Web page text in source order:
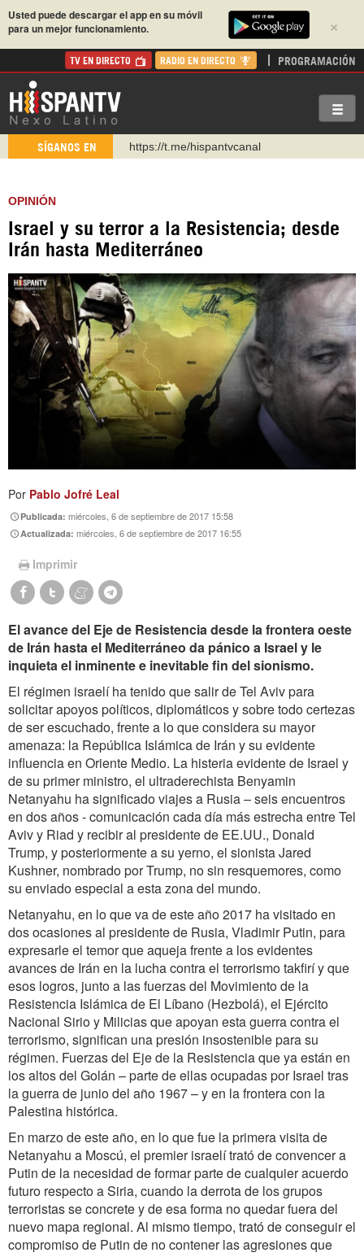
×
Usted puede descargar el app en su móvil
para un mejor funcionamiento.
TV EN DIRECTO RADIO EN DIRECTO PROGRAMACIÓN
SÍGANOS EN
https://t.me/hispantvcanal
Instagram como: hispan_tv
https://www.facebook.com/Nexolatino.Canal
http://twitter.com/nexo_latino
OPINIÓN
Israel y su terror a la Resistencia; desde
Irán hasta Mediterráneo
Por Pablo Jofré Leal
Publicada:miércoles, 6 de septiembre de 2017 15:58
Actualizada:miércoles, 6 de septiembre de 2017 16:55
Imprimir
El avance del Eje de Resistencia desde la frontera oeste
de Irán hasta el Mediterráneo da pánico a Israel y le
inquieta el inminente e inevitable fin del sionismo.
El régimen israelí ha tenido que salir de Tel Aviv para
solicitar apoyos políticos, diplomáticos y sobre todo certezas
de ser escuchado, frente a lo que considera su mayor
amenaza: la República Islámica de Irán y su evidente
influencia en Oriente Medio. La histeria evidente de Israel y
de su primer ministro, el ultraderechista Benyamin
Netanyahu ha significado viajes a Rusia – seis encuentros
en dos años - comunicación cada día más estrecha entre Tel
Aviv y Riad y recibir al presidente de EE.UU., Donald
Trump, y posteriormente a su yerno, el sionista Jared
Kushner, nombrado por Trump, no sin resquemores, como
su enviado especial a esta zona del mundo.
Netanyahu, en lo que va de este año 2017 ha visitado en
dos ocasiones al presidente de Rusia, Vladimir Putin, para
expresarle el temor que aqueja frente a los evidentes
avances de Irán en la lucha contra el terrorismo takfirí y que
esos logros, junto a las fuerzas del Movimiento de la
Resistencia Islámica de El Líbano (Hezbolá), el Ejército
Nacional Sirio y Milicias que apoyan esta guerra contra el
terrorismo, significan una presión insostenible para su
régimen. Fuerzas del Eje de la Resistencia que ya están en
los altos del Golán – parte de ellas ocupadas por Israel tras
la guerra de junio del año 1967 – y en la frontera con la
Palestina histórica.
En marzo de este año, en lo que fue la primera visita de
Netanyahu a Moscú, el premier israelí trató de convencer a
Putin de la necesidad de formar parte de cualquier acuerdo
futuro respecto a Siria, cuando la derrota de los grupos
terroristas se concrete y de esa forma no quedar fuera del
nuevo mapa regional. Al mismo tiempo, trató de conseguir el
compromiso de Putin de no contener las agresiones que